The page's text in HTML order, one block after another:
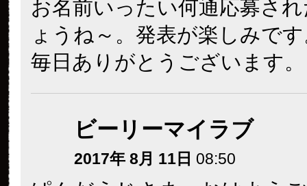
お名前いったい何通応募さ
ょうね～。発表が楽しみで
毎日ありがとうございます。
ビーリーマイラブ
2017年 8月 11日 08:50